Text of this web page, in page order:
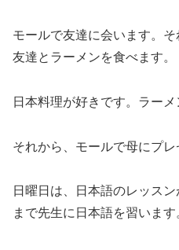
モールで友達に会います。
友達とラーメンを食べます。
日本料理が好きです。ラー
それから、モールで母にプレ
日曜日は、日本語のレッス
まで先生に日本語を習います